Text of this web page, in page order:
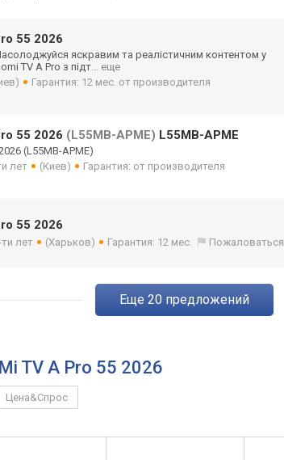
55 2026
яскравим та реалістичним контентом у
TV A Pro з підт... еще
Гарантия: 12 мес. от производителя
55 2026 (L55MB-APME) L55MB-APME
(L55MB-APME)
лет (Киев)
Гарантия: от производителя
55 2026
лет (Харьков) Гарантия: 12 мес. Пожаловаться
eще 20предложений
TV A Pro 55 2026
Цена&Спрос